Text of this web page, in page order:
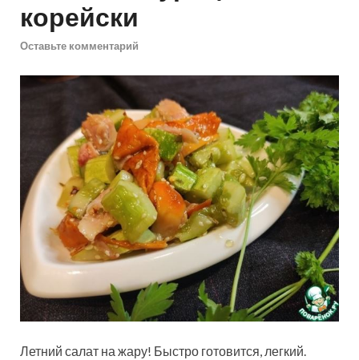
корейски
Оставьте комментарий
Летний салат на жару! Быстро готовится, легкий.